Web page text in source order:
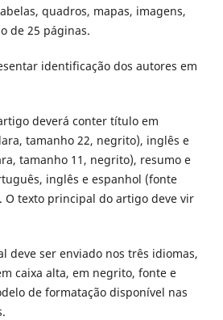
quadros, mapas, imagens,
de 25 páginas.
identificação dos autores em
deverá conter título em
tamanho 22, negrito), inglês e
tamanho 11, negrito), resumo e
inglês e espanhol (fonte
O texto principal do artigo deve vir
deve ser enviado nos três idiomas,
caixa alta, em negrito, fonte e
de formatação disponível nas